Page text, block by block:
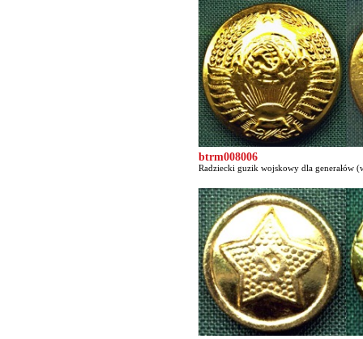
btrm008006
Radziecki guzik wojskowy dla generałów